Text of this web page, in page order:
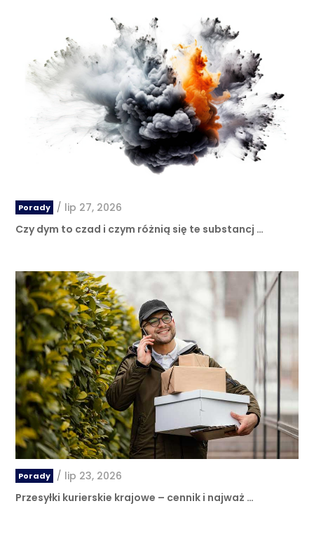
Porady / lip 27, 2026
Czy dym to czad i czym różnią się te substancj …
Porady / lip 23, 2026
Przesyłki kurierskie krajowe – cennik i najważ …